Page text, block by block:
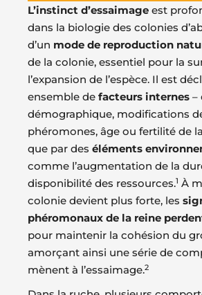
L’instinct d’essaimage est
dans la biologie des colonies
d’un mode de reproduction
de la colonie, essentiel pour la
l’expansion de l’espèce. Il est
ensemble de facteurs internes –
démographique, modifications
phéromones, âge ou fertilité de
que par des éléments
comme l’augmentation de la
disponibilité des ressources.1 À
colonie devient plus forte, les
phéromonaux de la reine
pour maintenir la cohésion du
amorçant ainsi une série de
mènent à l’essaimage.2